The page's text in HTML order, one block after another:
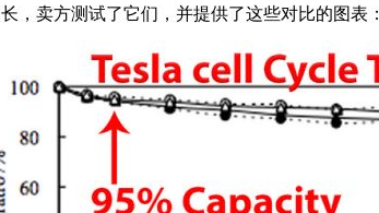
，卖方测试了它们，并提供了这些对比的图表：